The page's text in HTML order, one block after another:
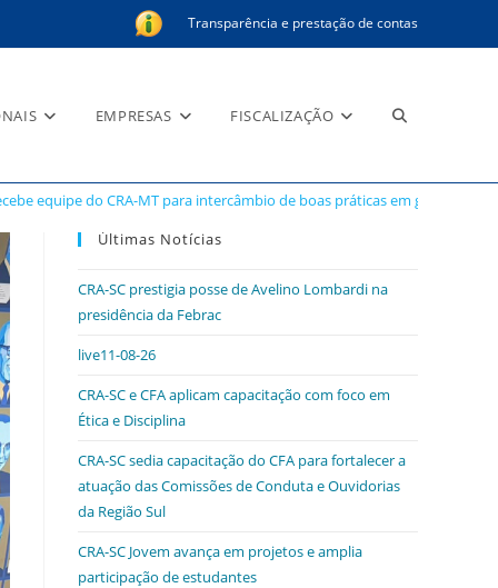
Transparência e prestação de contas
EMPRESAS FISCALIZAÇÃO Alternar
equipe do CRA-MT para intercâmbio de boas práticas em gestão e
Últimas Notícias
CRA-SC prestigia posse de Avelino Lombardi na
presidência da Febrac
live11-08-26
CRA-SC e CFA aplicam capacitação com foco em
Ética e Disciplina
CRA-SC sedia capacitação do CFA para fortalecer a
atuação das Comissões de Conduta e Ouvidorias
da Região Sul
CRA-SC Jovem avança em projetos e amplia
participação de estudantes